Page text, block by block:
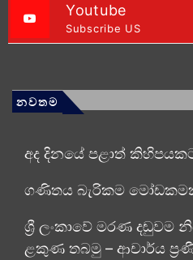
Youtube
Subscribe US
නවතම
අද දිනයේ පළාත්
ගණිතය බැරිකම
ශ්‍රී ලංකාවේ මරණ දඬුවම
ළකුණ තබමු – ආචාර්ය